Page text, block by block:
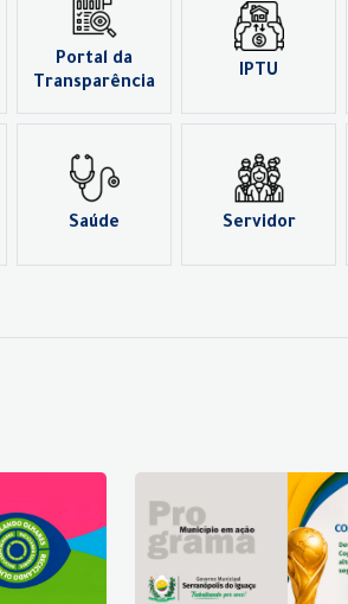
Portal da
Transparência
IPTU
Saúde Servidor